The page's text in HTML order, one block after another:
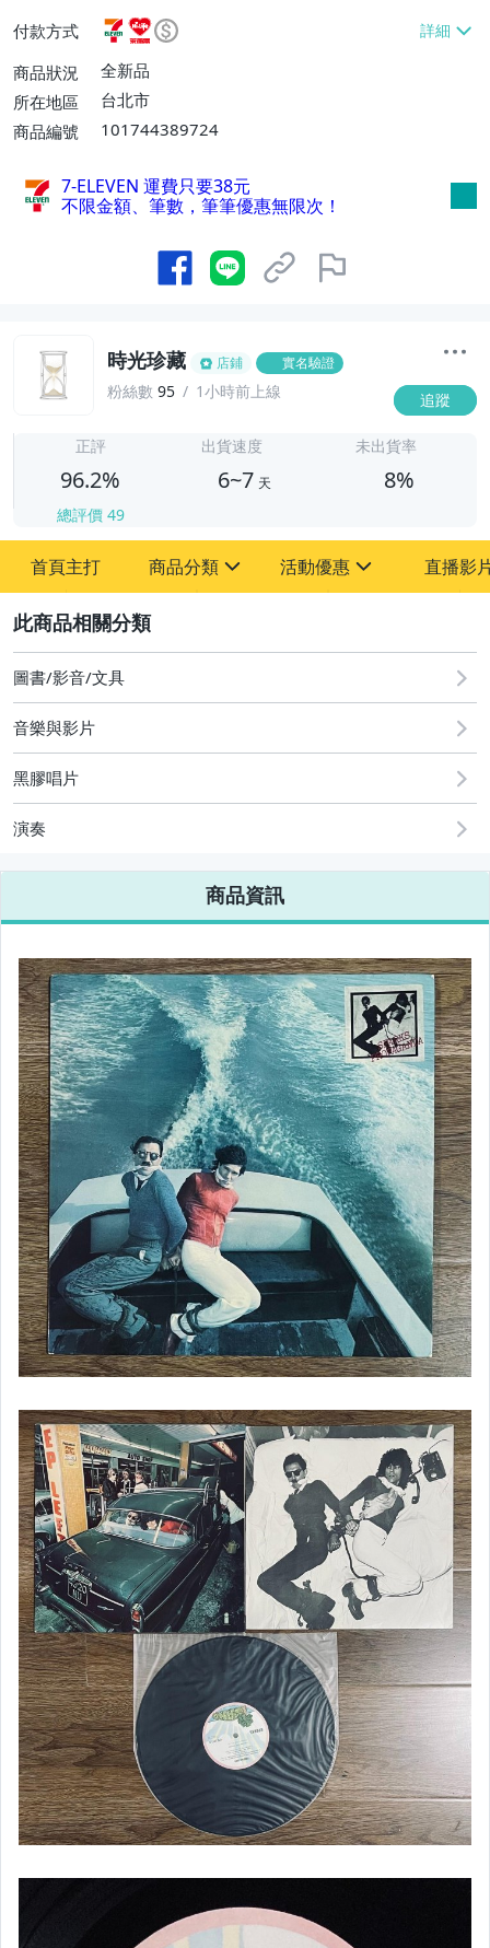
或消費滿$1298免運費】、7-ELEVEN取貨
不付款【免運費】、萊爾富取貨付款【單件
運費$60、滿5件或消費滿$1298免運
費】、宅配/貨運【單件運費$120、滿5件
付款方式
商品狀況
全新品
所在地區
台北市
商品編號
101744389724
7-ELEVEN 運費只要38元
不限金額、筆數，筆筆優惠無限次！
時光珍藏 店鋪 實名驗證
粉絲數 95 1小時前上線 追蹤
正評
96.2%
總評價 49
出貨速度
6~7 天
未出貨率
8%
首頁主打 商品分類
其它
活動優惠
[全店] 粉絲專享
[全店] 週年慶
直播影
圖書/影音/文具
音樂與影片
黑膠唱片
演奏
商品資訊